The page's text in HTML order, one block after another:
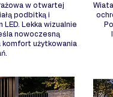
w otwartej
podbitką i
Lekka wizualnie
nowoczesną
komfort użytkowania